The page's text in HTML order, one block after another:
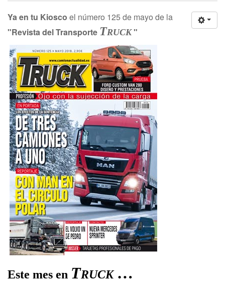
Ya en tu Kiosco el número 125 de mayo de la
"Revista del Transporte TRUCK"
Este mes en TRUCK…